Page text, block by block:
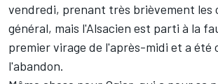
vendredi, prenant très brièvement les
général, mais l'Alsacien est parti à la
premier virage de l'après-midi et a été
l'abandon.